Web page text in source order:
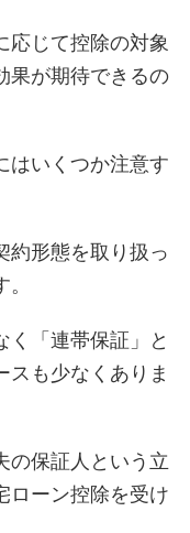
応じて控除の対象
果が期待できるの
はいくつか注意す
約形態を取り扱っ
く「連帯保証」と
スも少なくありま
の保証人という立
ローン控除を受け